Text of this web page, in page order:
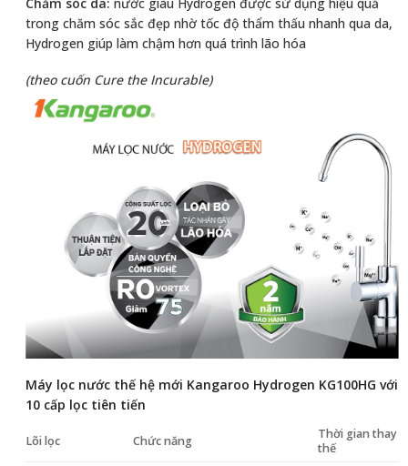
trong chăm sóc sắc đẹp nhờ tốc độ thẩm thấu nhanh qua da,
Hydrogen giúp làm chậm hơn quá trình lão hóa
(theo cuốn Cure the Incurable)
Máy lọc nước thế hệ mới Kangaroo Hydrogen KG100HG với
10 cấp lọc tiên tiến
Lõi lọc Chức năng
Thời gian thay
thế